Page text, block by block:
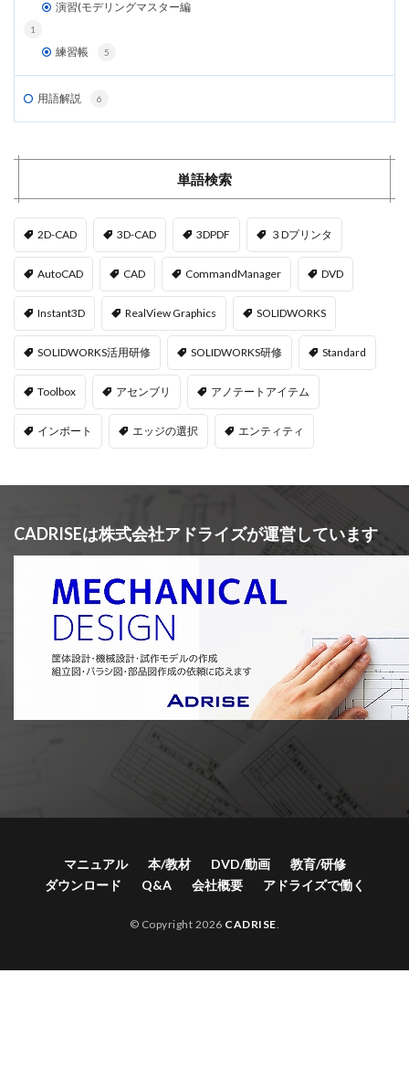
演習(モデリングマスター編
1
練習帳 5
用語解説 6
単語検索
2D-CAD 3D-CAD 3DPDF ３Dプリンタ
AutoCAD CAD CommandManager DVD
Instant3D RealView Graphics SOLIDWORKS
SOLIDWORKS活用研修 SOLIDWORKS研修 Standard
Toolbox アセンブリ アノテートアイテム
インポート エッジの選択 エンティティ
CADRISEは株式会社アドライズが運営しています
マニュアル 本/教材 DVD/動画
教育/研修
ダウンロード
Q&A 会社概要 アドライズで働く
© Copyright 2026 CADRISE.